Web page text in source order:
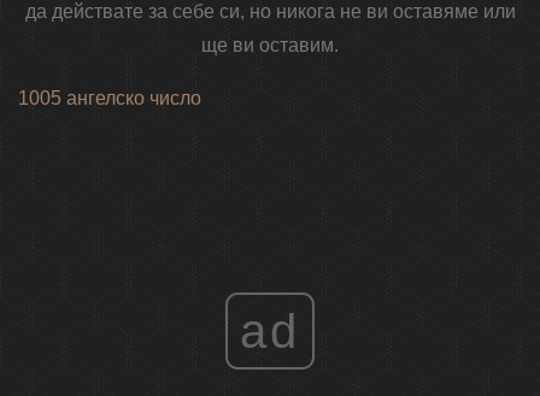
да действате за себе си, но никога не ви оставяме или
ще ви оставим.
1005 ангелско число
ad